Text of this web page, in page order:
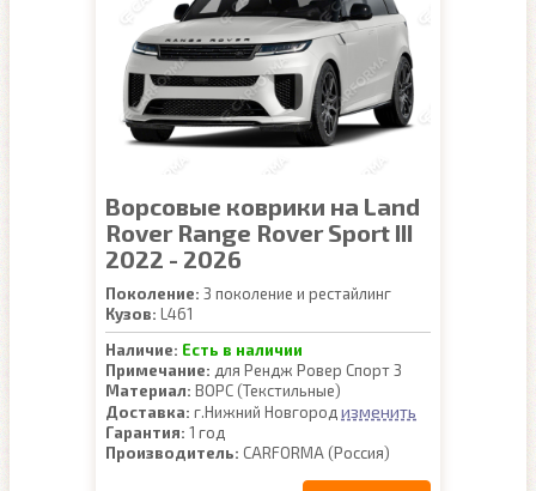
Ворсовые коврики на Land
Rover Range Rover Sport III
2022 - 2026
Поколение: 3 поколение и рестайлинг
Кузов: L461
Наличие: Есть в наличии
Примечание: для Рендж Ровер Спорт 3
Материал: ВОРС (Текстильные)
Доставка: г.Нижний Новгород изменить
Гарантия: 1 год
Производитель: CARFORMA (Россия)